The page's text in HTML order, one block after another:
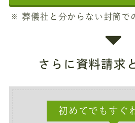
葬儀社と分からない封筒で
さらに資料請求
初めてでもすぐ